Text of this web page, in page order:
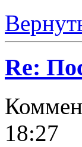
Re:
18:27